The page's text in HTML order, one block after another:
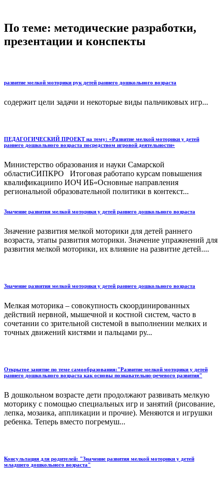
По теме: методические разработки,
презентации и конспекты
развитие мелкой моторики рук детей раннего дошкольного возраста
содержит цели задачи и некоторые виды пальчиковых игр...
ПЕДАГОГИЧЕСКИЙ ПРОЕКТ на тему: «Развитие мелкой моторики у детей
раннего дошкольного возраста посредством игровой деятельности»
Министерство образования и науки Самарской
областиСИПКРО Итоговая работапо курсам повышения
квалификациипо ИОЧ ИБ«Основные направления
региональной образовательной политики в контекст...
Значение развития мелкой моторики у детей раннего дошкольного возраста
Значение развития мелкой моторики для детей раннего
возраста, этапы развития моторики. Значение упражнений для
развития мелкой моторики, их влияние на развитие детей....
Значение развития мелкой моторики у детей раннего дошкольного возраста
Мелкая моторика – совокупность скоординированных
действий нервной, мышечной и костной систем, часто в
сочетании со зрительной системой в выполнении мелких и
точных движений кистями и пальцами ру...
Открытое занятие по теме самообразования:"Развитие мелкой моторики у детей
раннего дошкольного возраста как основы познавательно-речевого развития"
В дошкольном возрасте дети продолжают развивать мелкую
моторику с помощью специальных игр и занятий (рисование,
лепка, мозаика, аппликации и прочие). Меняются и игрушки
ребенка. Теперь вместо погремуш...
Консультация для родителей: "Значение развития мелкой моторики у детей
младшего дошкольного возраста"